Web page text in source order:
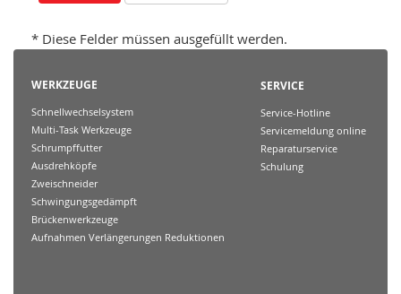
* Diese Felder müssen ausgefüllt werden.
WERKZEUGE
Schnellwechselsystem
Multi-Task Werkzeuge
Schrumpffutter
Ausdrehköpfe
Zweischneider
Schwingungsgedämpft
Brückenwerkzeuge
Aufnahmen Verlängerungen Reduktionen
SERVICE
Service-Hotline
Servicemeldung online
Reparaturservice
Schulung